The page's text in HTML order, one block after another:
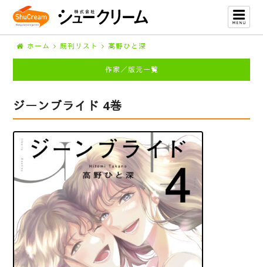
ホーム 既刊リスト 高野ひと深
作家／版元一覧
ジーンブライド 4巻